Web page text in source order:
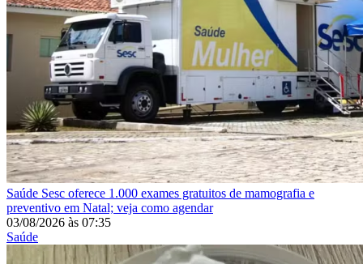
Saúde Sesc oferece 1.000 exames gratuitos de mamografia e
preventivo em Natal; veja como agendar
03/08/2026 às 07:35
Saúde